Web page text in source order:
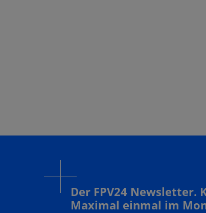
Der FPV24 Newsletter.
Maximal einmal im